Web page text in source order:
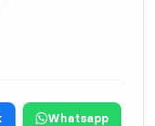
Whatsapp